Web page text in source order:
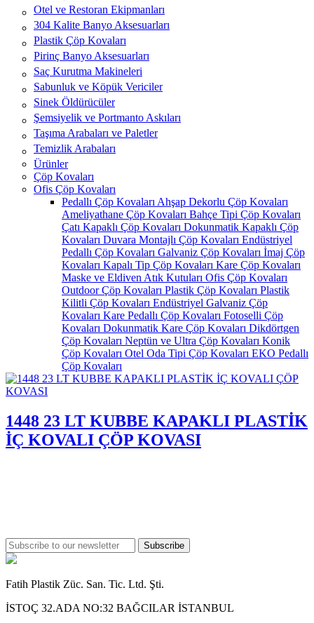
Otel ve Restoran Ekipmanları
304 Kalite Banyo Aksesuarları
Plastik Çöp Kovaları
Pirinç Banyo Aksesuarları
Saç Kurutma Makineleri
Sabunluk ve Köpük Vericiler
Sinek Öldürücüler
Şemsiyelik ve Portmanto Askıları
Taşıma Arabaları ve Paletler
Temizlik Arabaları
Ürünler
Çöp Kovaları
Ofis Çöp Kovaları
Pedallı Çöp Kovaları Ahşap Dekorlu Çöp Kovaları
Ameliyathane Çöp Kovaları Bahçe Tipi Çöp Kovaları
Çatı Kapaklı Çöp Kovaları Dokunmatik Kapaklı Çöp
Kovaları Duvara Montajlı Çöp Kovaları Endüstriyel
Pedallı Çöp Kovaları Galvaniz Çöp Kovaları İmaj Çöp
Kovaları Kapalı Tip Çöp Kovaları Kare Çöp Kovaları
Maske ve Eldiven Atık Kutuları Ofis Çöp Kovaları
Outdoor Çöp Kovaları Plastik Çöp Kovaları Plastik
Kilitli Çöp Kovaları Endüstriyel Galvaniz Çöp
Kovaları Kare Pedallı Çöp Kovaları Fotoselli Çöp
Kovaları Dokunmatik Kare Çöp Kovaları Dikdörtgen
Çöp Kovaları Neptün ve Ultra Çöp Kovaları Konik
Çöp Kovaları Otel Oda Tipi Çöp Kovaları EKO Pedallı
Çöp Kovaları
1448 23 LT KUBBE KAPAKLI PLASTİK
İÇ KOVALI ÇÖP KOVASI
Subscribe
Fatih Plastik Züc. San. Tic. Ltd. Şti.
İSTOÇ 32.ADA NO:32 BAĞCILAR İSTANBUL